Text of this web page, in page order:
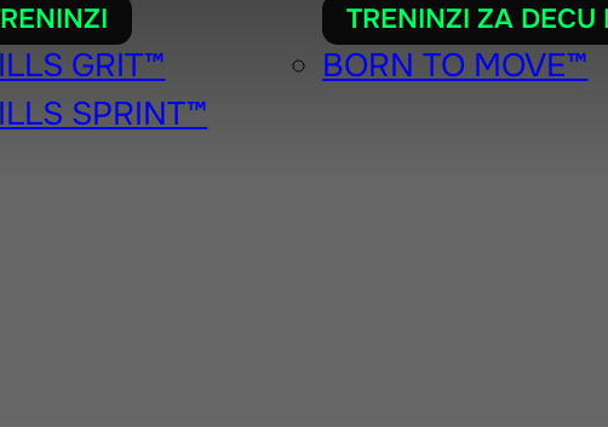
GRIT™
SPRINT™
TRENINZI ZA DECU
BORN TO MOVE™